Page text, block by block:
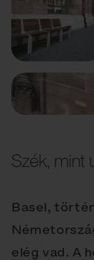
Szék,
Basel,
elég vad. A